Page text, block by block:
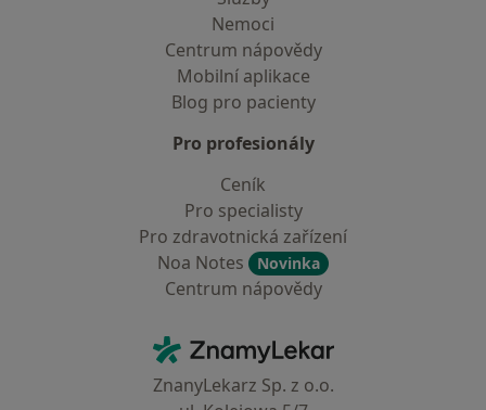
Nemoci
Centrum nápovědy
Mobilní aplikace
Blog pro pacienty
Pro profesionály
Ceník
Pro specialisty
Pro zdravotnická zařízení
Noa Notes
Novinka
Centrum nápovědy
ZnamyLekar - Hlavní stránka
ZnanyLekarz Sp. z o.o.